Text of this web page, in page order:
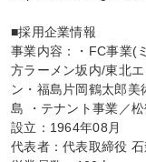
■採用企業情報
事業内容：・FC事業(
方ラーメン坂内/東北
ン・福島片岡鶴太郎
島 ・テナント事業／
設立：1964年08月
代表者：代表取締役 石